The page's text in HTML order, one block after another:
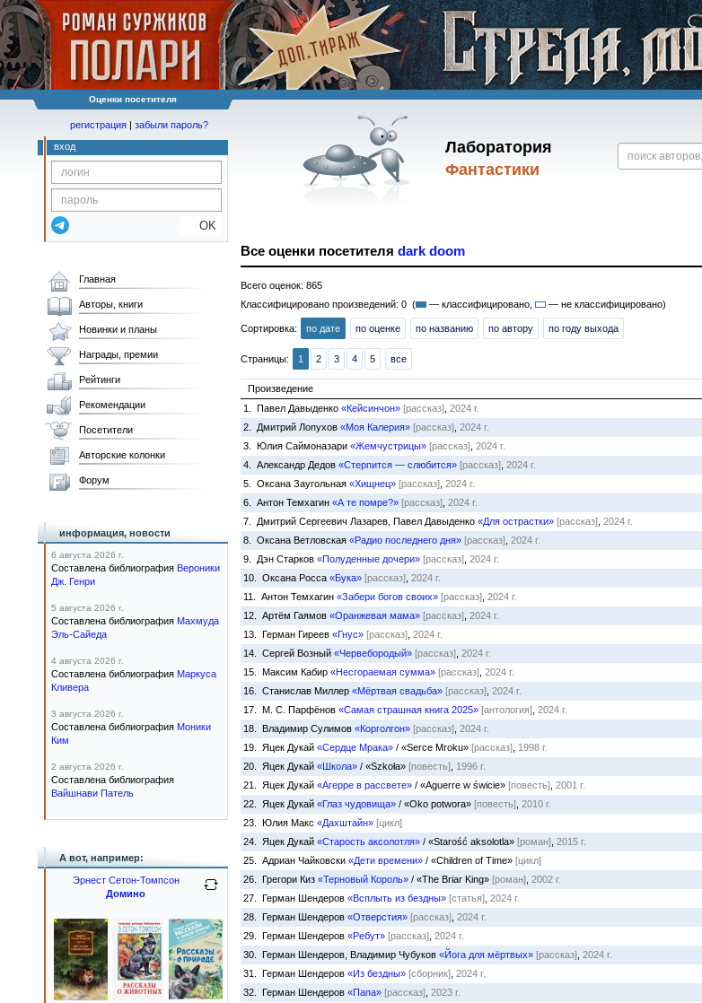
Оценки посетителя
Лаборатория
Фантастики
регистрация | забыли пароль?
вход
OK
Все оценки посетителя dark doom
Всего оценок: 865
Классифицировано произведений: 0 (
— классифицировано, — не классифицировано)
Сортировка: по дате по оценке по названию по автору по году выхода
Страницы: 1 2 3 4 5 все
Произведение
1. Павел Давыденко «Кейсинчон» [рассказ] 2024 г.
2. Дмитрий Лопухов «Моя Калерия» [рассказ] 2024 г.
3. Юлия Саймоназари «Жемчустрицы» [рассказ] 2024 г.
4. Александр Дедов «Стерпится — слюбится» [рассказ] 2024 г.
5. Оксана Заугольная «Хищнец» [рассказ] 2024 г.
6. Антон Темхагин «А те помре?» [рассказ] 2024 г.
7. Дмитрий Сергеевич Лазарев, Павел Давыденко «Для острастки» [рассказ] 2024 г.
8. Оксана Ветловская «Радио последнего дня» [рассказ] 2024 г.
9. Дэн Старков «Полуденные дочери» [рассказ] 2024 г.
10. Оксана Росса «Бука» [рассказ] 2024 г.
11. Антон Темхагин «Забери богов своих» [рассказ] 2024 г.
12. Артём Гаямов «Оранжевая мама» [рассказ] 2024 г.
13. Герман Гиреев «Гнус» [рассказ] 2024 г.
14. Сергей Возный «Червебородый» [рассказ] 2024 г.
15. Максим Кабир «Несгораемая сумма» [рассказ] 2024 г.
16. Станислав Миллер «Мёртвая свадьба» [рассказ] 2024 г.
17. М. С. Парфёнов «Самая страшная книга 2025» [антология] 2024 г.
18. Владимир Сулимов «Корголгон» [рассказ] 2024 г.
19. Яцек Дукай «Сердце Мрака» / «Serce Mroku» [рассказ] 1998 г.
20. Яцек Дукай «Школа» / «Szkoła» [повесть] 1996 г.
21. Яцек Дукай «Агерре в рассвете» / «Aguerre w świcie» [повесть] 2001 г.
22. Яцек Дукай «Глаз чудовища» / «Oko potwora» [повесть] 2010 г.
23. Юлия Макс «Дахштайн» [цикл]
24. Яцек Дукай «Старость аксолотля» / «Starość aksolotla» [роман] 2015 г.
25. Адриан Чайковски «Дети времени» / «Children of Time» [цикл]
26. Грегори Киз «Терновый Король» / «The Briar King» [роман] 2002 г.
27. Герман Шендеров «Всплыть из бездны» [статья] 2024 г.
28. Герман Шендеров «Отверстия» [рассказ] 2024 г.
29. Герман Шендеров «Ребут» [рассказ] 2024 г.
30. Герман Шендеров, Владимир Чубуков «Йога для мёртвых» [рассказ] 2024 г.
31. Герман Шендеров «Из бездны» [сборник] 2024 г.
32. Герман Шендеров «Папа» [рассказ] 2023 г.
Главная
Авторы, книги
Новинки и планы
Награды, премии
Рейтинги
Рекомендации
Посетители
Авторские колонки
Форум
информация, новости
6 августа 2026 г.
Составлена библиография Вероники
Дж. Генри
5 августа 2026 г.
Составлена библиография Махмуда
Эль-Сайеда
4 августа 2026 г.
Составлена библиография Маркуса
Кливера
3 августа 2026 г.
Составлена библиография Моники
Ким
2 августа 2026 г.
Составлена библиография
Вайшнави Патель
А вот, например:
Эрнест Сетон-Томпсон
Домино